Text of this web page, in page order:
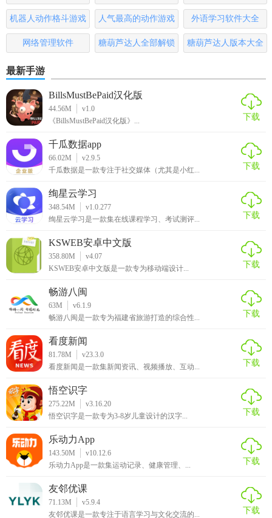
机器人动作格斗游戏
大全
人气最高的动作游戏
排行榜
外语学习软件大全
网络管理软件
糖葫芦达人全部解锁
糖葫芦达人版本大全
最新手游
BillsMustBePaid汉化版
44.56M
v1.0
《BillsMustBePaid汉化版》...
下载
千瓜数据app
66.02M
v2.9.5
千瓜数据是一款专注于社交媒体（尤其是小红...
下载
绚星云学习
348.54M
v1.0.277
绚星云学习是一款集在线课程学习、考试测评...
下载
KSWEB安卓中文版
358.80M
v4.07
KSWEB安卓中文版是一款专为移动端设计...
下载
畅游八闽
63M
v6.1.9
畅游八闽是一款专为福建省旅游打造的综合性...
下载
看度新闻
81.78M
v23.3.0
看度新闻是一款集新闻资讯、视频播放、互动...
下载
悟空识字
275.22M
v3.16.20
悟空识字是一款专为3-8岁儿童设计的汉字...
下载
乐动力App
143.50M
v10.12.6
乐动力App是一款集运动记录、健康管理、...
下载
友邻优课
71.13M
v5.9.4
友邻优课是一款专注于语言学习与文化交流的...
下载